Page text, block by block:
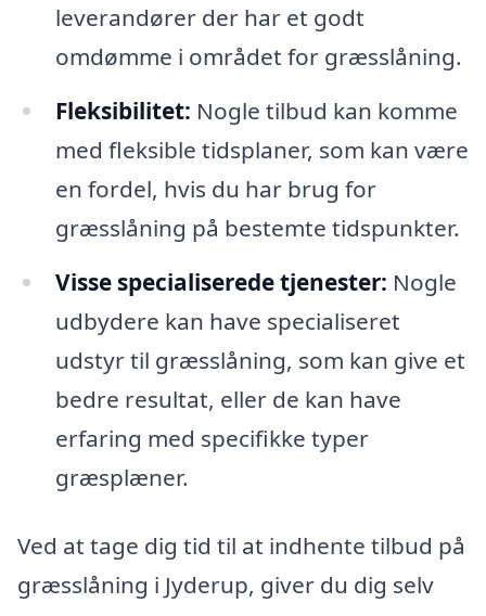
leverandører der har et godt
omdømme i området for græsslåning.
Fleksibilitet: Nogle tilbud kan komme
med fleksible tidsplaner, som kan være
en fordel, hvis du har brug for
græsslåning på bestemte tidspunkter.
Visse specialiserede tjenester: Nogle
udbydere kan have specialiseret
udstyr til græsslåning, som kan give et
bedre resultat, eller de kan have
erfaring med specifikke typer
græsplæner.
Ved at tage dig tid til at indhente tilbud på
græsslåning i Jyderup, giver du dig selv